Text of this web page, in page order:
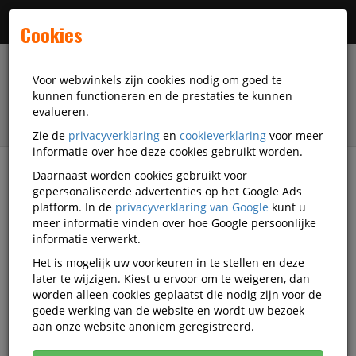
filter
Veiligheidsartikelen
Bedrijfskleding
Spijkerbroeken
Spijkerbroeken
Populariteit
Cookies
Voor webwinkels zijn cookies nodig om goed te
kunnen functioneren en de prestaties te kunnen
evalueren.
Zie de privacyverklaring en cookieverklaring voor meer
informatie over hoe deze cookies gebruikt worden.
Daarnaast worden cookies gebruikt voor
gepersonaliseerde advertenties op het Google Ads
platform. In de privacyverklaring van Google kunt u
meer informatie vinden over hoe Google persoonlijke
informatie verwerkt.
Het is mogelijk uw voorkeuren in te stellen en deze
later te wijzigen. Kiest u ervoor om te weigeren, dan
worden alleen cookies geplaatst die nodig zijn voor de
goede werking van de website en wordt uw bezoek
aan onze website anoniem geregistreerd.